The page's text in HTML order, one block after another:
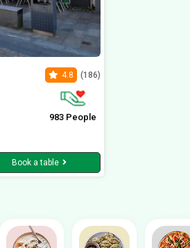
4.8 (186)
983 People
Book a table